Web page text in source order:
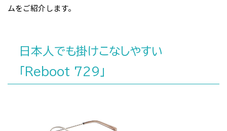
ムをご紹介します。
日本人でも掛けこなしやすい
「Reboot 729」